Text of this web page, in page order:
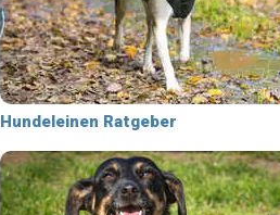
Hundeleinen Ratgeber